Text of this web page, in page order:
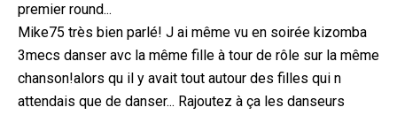
premier round...
Mike75 très bien parlé! J ai même vu en soirée kizomba
3mecs danser avc la même fille à tour de rôle sur la même
chanson!alors qu il y avait tout autour des filles qui n
attendais que de danser... Rajoutez à ça les danseurs